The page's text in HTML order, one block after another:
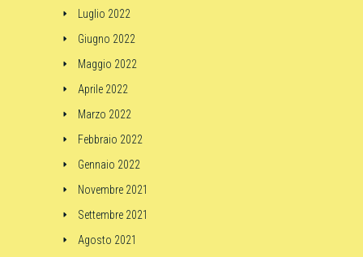
Luglio 2022
Giugno 2022
Maggio 2022
Aprile 2022
Marzo 2022
Febbraio 2022
Gennaio 2022
Novembre 2021
Settembre 2021
Agosto 2021